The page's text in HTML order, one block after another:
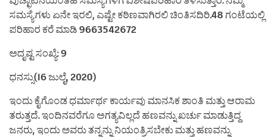
ಸಮಸ್ಯೆಗಳು ಏನೇ ಇರಲಿ, ಎಷ್ಟೇ ಕಠಿಣವಾಗಿರಲಿ ಚಿಂತಿಸದಿರಿ.48 ಗಂಟೆಯಲ್ಲಿ
ಪರಿಹಾರ ಕರೆ ಮಾಡಿ 9663542672
ಅದೃಷ್ಟ ಸಂಖ್ಯೆ: 9
ಧನಸ್ಸು(16 ಜುಲೈ, 2020)
ಇಂದು ಕೈಗೊಂಡ ಧರ್ಮಾರ್ಥ ಕಾರ್ಯವು ಮಾನಸಿಕ ಶಾಂತಿ ಮತ್ತು ಆರಾಮ
ತರುತ್ತದೆ. ಇಂದಿನವರೆಗೂ ಅಗತ್ಯವಿಲ್ಲದೆ ಹಣವನ್ನು ಖರ್ಚು ಮಾಡುತ್ತಿದ್ದ
ಜನರು, ಇಂದು ಅವರು ತನ್ನನ್ನು ನಿಯಂತ್ರಿಸಬೇಕು ಮತ್ತು ಹಣವನ್ನು